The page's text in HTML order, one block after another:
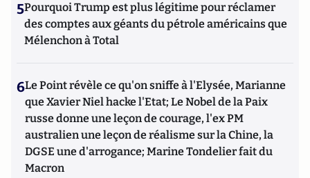
5Pourquoi Trump est plus légitime pour réclamer
des comptes aux géants du pétrole américains que
Mélenchon à Total
6Le Point révèle ce qu'on sniffe à l'Elysée, Marianne
que Xavier Niel hacke l'Etat; Le Nobel de la Paix
russe donne une leçon de courage, l'ex PM
australien une leçon de réalisme sur la Chine, la
DGSE une d'arrogance; Marine Tondelier fait du
Macron